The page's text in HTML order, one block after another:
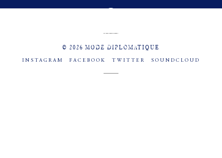
© 2026 MODE DIPLOMATIQUE
INSTAGRAM FACEBOOK TWITTER SOUNDCLOUD